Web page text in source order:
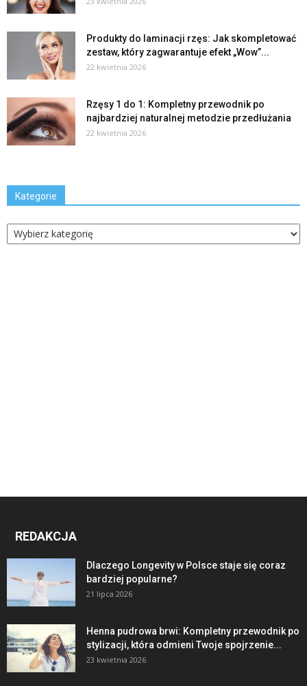
Produkty do laminacji rzęs: Jak skompletować
zestaw, który zagwarantuje efekt „Wow”...
22 kwietnia 2026
Rzęsy 1 do 1: Kompletny przewodnik po
najbardziej naturalnej metodzie przedłużania
22 kwietnia 2026
Kategorie
Kategorie
REDAKCJA
Dlaczego Longevity w Polsce staje się coraz
bardziej popularne?
21 lipca 2026
Henna pudrowa brwi: Kompletny przewodnik po
stylizacji, która odmieni Twoje spojrzenie...
23 kwietnia 2026